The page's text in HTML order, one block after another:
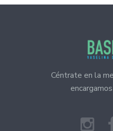
Céntrate en la